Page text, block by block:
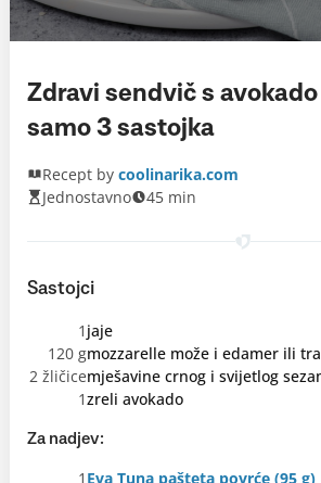
Zdravi sendvič s
samo 3 sastojka
Recept by coolinarika.com
Jednostavno
45 min
Sastojci
1 jaje
120 gmozzarelle može i edamer ili
2 žličicemješavine crnog i svijetlog
1zreli avokado
Za nadjev:
1 Eva Tuna pašteta povrće (95 g)